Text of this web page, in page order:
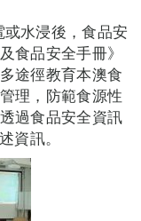
水浸後，食品安
食品安全手冊》
途徑教育本澳食
理，防範食源性
過食品安全資訊
資訊。